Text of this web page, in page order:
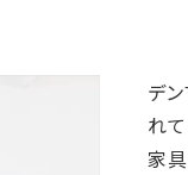
デ
れ
家